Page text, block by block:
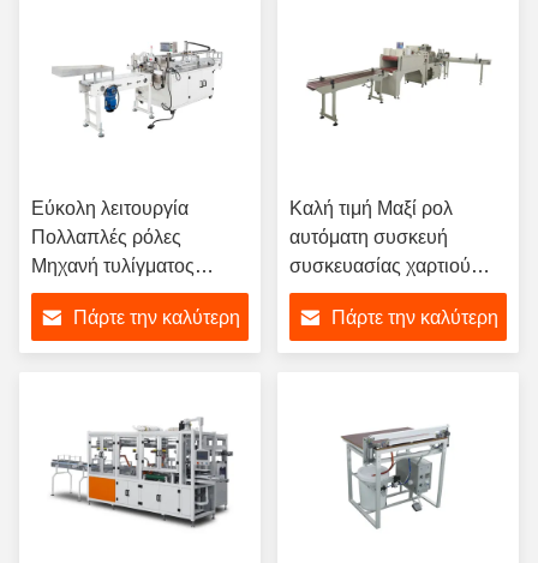
Εύκολη λειτουργία
Πολλαπλές ρόλες
Μηχανή τυλίγματος
χαρτιού τουαλέτας
ημιαυτόματη 8σακούλες/
λεπτο
Πάρτε την καλύτερη
Καλή τιμή Μαξί ρολ
αυτόματη συσκευή
συσκευασίας χαρτιού
υγείας
Πάρτε την καλύτερη